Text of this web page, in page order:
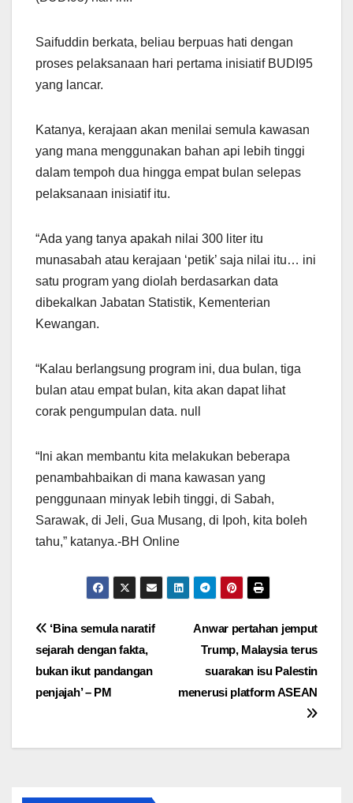
Saifuddin berkata, beliau berpuas hati dengan
proses pelaksanaan hari pertama inisiatif BUDI95
yang lancar.
Katanya, kerajaan akan menilai semula kawasan
yang mana menggunakan bahan api lebih tinggi
dalam tempoh dua hingga empat bulan selepas
pelaksanaan inisiatif itu.
“Ada yang tanya apakah nilai 300 liter itu
munasabah atau kerajaan ‘petik’ saja nilai itu… ini
satu program yang diolah berdasarkan data
dibekalkan Jabatan Statistik, Kementerian
Kewangan.
“Kalau berlangsung program ini, dua bulan, tiga
bulan atau empat bulan, kita akan dapat lihat
corak pengumpulan data. null
“Ini akan membantu kita melakukan beberapa
penambahbaikan di mana kawasan yang
penggunaan minyak lebih tinggi, di Sabah,
Sarawak, di Jeli, Gua Musang, di Ipoh, kita boleh
tahu,” katanya.-BH Online
Post
navigation
Anwar pertahan jemput
Trump, Malaysia terus
suarakan isu Palestin
menerusi platform ASEAN
‘Bina semula naratif
sejarah dengan fakta,
bukan ikut pandangan
penjajah’ – PM